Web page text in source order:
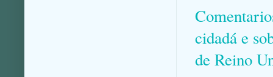
cidadá e
de Reino